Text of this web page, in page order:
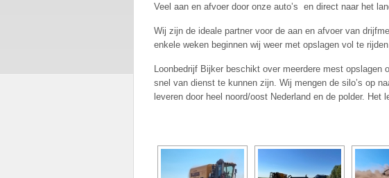
Veel aan en afvoer door onze auto’s en direct naar het
Wij zijn de ideale partner voor de aan en afvoer van
enkele weken beginnen wij weer met opslagen vol te
Loonbedrijf Bijker beschikt over meerdere mest opslagen
snel van dienst te kunnen zijn. Wij mengen de silo’s op
leveren door heel noord/oost Nederland en de polder. Het